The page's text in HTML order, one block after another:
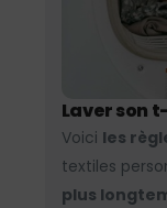
Laver son
Voici les
textiles
plus